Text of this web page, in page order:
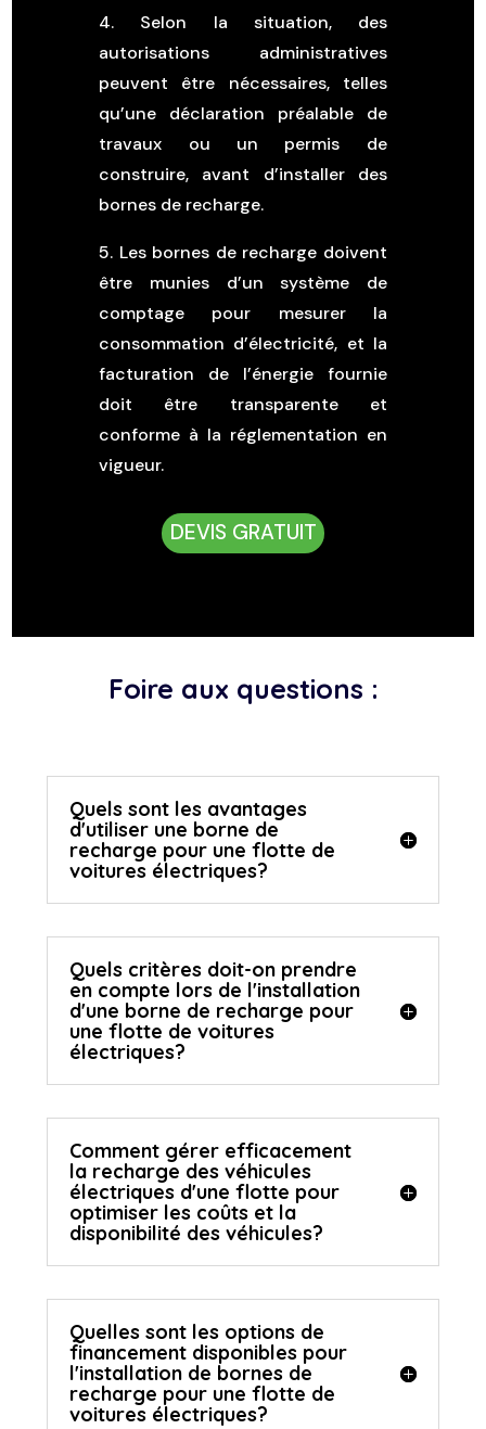
4. Selon la situation, des
autorisations administratives
peuvent être nécessaires, telles
qu’une déclaration préalable de
travaux ou un permis de
construire, avant d’installer des
bornes de recharge.
5. Les bornes de recharge doivent
être munies d’un système de
comptage pour mesurer la
consommation d’électricité, et la
facturation de l’énergie fournie
doit être transparente et
conforme à la réglementation en
vigueur.
DEVIS GRATUIT
Foire aux questions :
Quels sont les avantages
d'utiliser une borne de
recharge pour une flotte de
voitures électriques?
Quels critères doit-on prendre
en compte lors de l'installation
d'une borne de recharge pour
une flotte de voitures
électriques?
Comment gérer efficacement
la recharge des véhicules
électriques d'une flotte pour
optimiser les coûts et la
disponibilité des véhicules?
Quelles sont les options de
financement disponibles pour
l'installation de bornes de
recharge pour une flotte de
voitures électriques?